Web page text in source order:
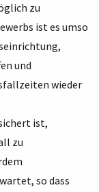
zu
ist es umso
und
wieder
ist,
zu
so dass